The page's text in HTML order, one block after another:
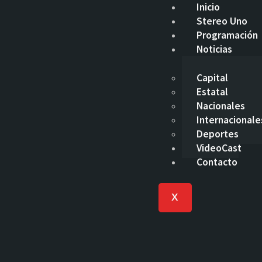
Inicio
Stereo Uno
Programación
Noticias
Capital
Estatal
Nacionales
Deportes
VideoCast
Contacto
X